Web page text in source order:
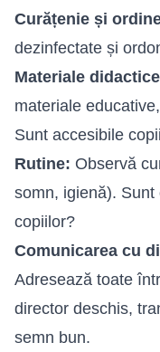
Curățenie și
dezinfectate și
Materiale
materiale
Sunt accesibile
Rutine: Observă
somn, igienă).
copiilor?
Comunicarea cu
Adresează toate
director deschis,
semn bun.